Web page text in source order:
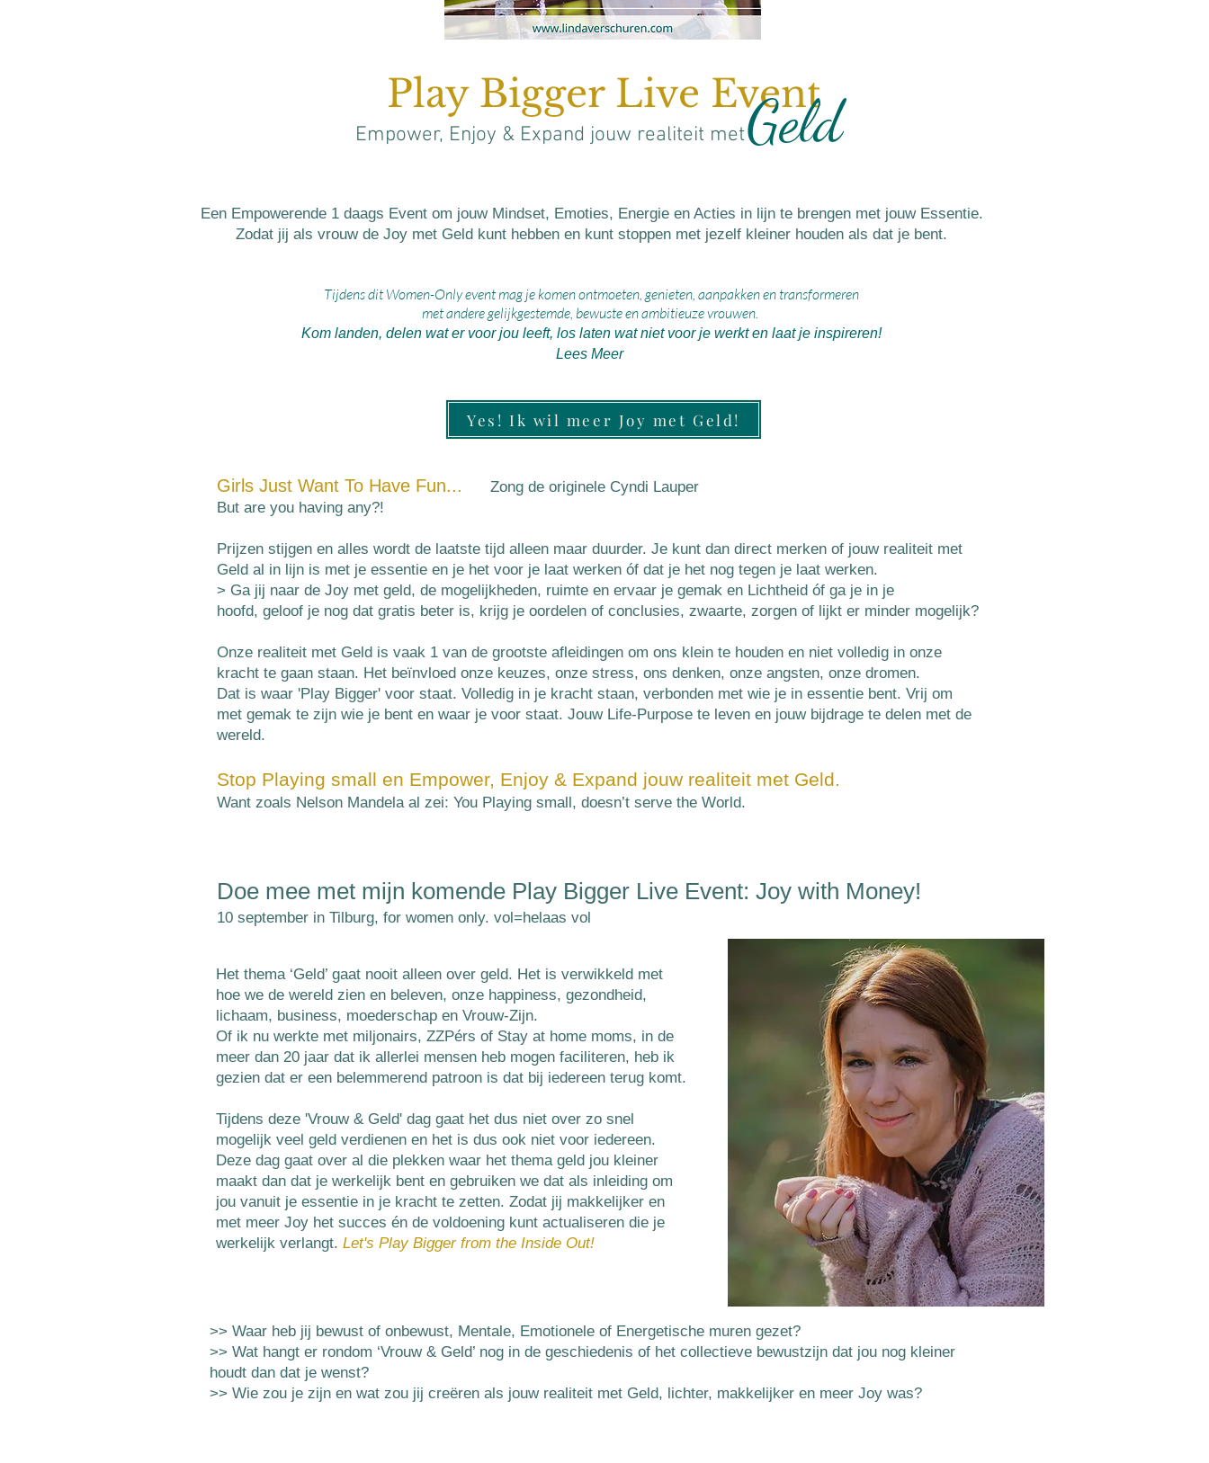
Play Bigger Live Event
Empower, Enjoy & Expand jouw realiteit metGeld
Een Empowerende 1 daags Event om jouw Mindset, Emoties, Energie en Acties in lijn te brengen met jouw Essentie.
Zodat jij als vrouw de Joy met Geld kunt hebben en kunt stoppen met jezelf kleiner houden als dat je bent.
Tijdens dit Women-Only event mag je komen ontmoeten, genieten, aanpakken en transformeren
met andere gelijkgestemde, bewuste en ambitieuze vrouwen.
Kom landen, delen wat er voor jou leeft, los laten wat niet voor je werkt en laat je inspireren!
Lees Meer
Yes! Ik wil meer Joy met Geld!
Girls Just Want To Have Fun... Zong de originele Cyndi Lauper
But are you having any?!
Prijzen stijgen en alles wordt de laatste tijd alleen maar duurder. Je kunt dan direct merken of jouw realiteit met
Geld al in lijn is met je essentie en je het voor je laat werken óf dat je het nog tegen je laat werken.
> Ga jij naar de Joy met geld, de mogelijkheden, ruimte en ervaar je gemak en Lichtheid óf ga je in je
hoofd, geloof je nog dat gratis beter is, krijg je oordelen of conclusies, zwaarte, zorgen of lijkt er minder mogelijk?
Onze realiteit met Geld is vaak 1 van de grootste afleidingen om ons klein te houden en niet volledig in onze
kracht te gaan staan. Het beïnvloed onze keuzes, onze stress, ons denken, onze angsten, onze dromen.
Dat is waar 'Play Bigger' voor staat. Volledig in je kracht staan, verbonden met wie je in essentie bent. Vrij om
met gemak te zijn wie je bent en waar je voor staat. Jouw Life-Purpose te leven en jouw bijdrage te delen met de
wereld.
Stop Playing small en Empower, Enjoy & Expand jouw realiteit met Geld.
Want zoals Nelson Mandela al zei: You Playing small, doesn’t serve the World.
Doe mee met mijn komende Play Bigger Live Event: Joy with Money!
10 september in Tilburg, for women only. vol=helaas vol
Het thema ‘Geld’ gaat nooit alleen over geld. Het is verwikkeld met
hoe we de wereld zien en beleven, onze happiness, gezondheid,
lichaam, business, moederschap en Vrouw-Zijn.
Of ik nu werkte met miljonairs, ZZPérs of Stay at home moms, in de
meer dan 20 jaar dat ik allerlei mensen heb mogen faciliteren, heb ik
gezien dat er een belemmerend patroon is dat bij iedereen terug komt.
Tijdens deze 'Vrouw & Geld' dag gaat het dus niet over zo snel
mogelijk veel geld verdienen en het is dus ook niet voor iedereen.
Deze dag gaat over al die plekken waar het thema geld jou kleiner
maakt dan dat je werkelijk bent en gebruiken we dat als inleiding om
jou vanuit je essentie in je kracht te zetten. Zodat jij makkelijker en
met meer Joy het succes én de voldoening kunt actualiseren die je
werkelijk verlangt. Let's Play Bigger from the Inside Out!
>> Waar heb jij bewust of onbewust, Mentale, Emotionele of Energetische muren gezet?
>> Wat hangt er rondom ‘Vrouw & Geld’ nog in de geschiedenis of het collectieve bewustzijn dat jou nog kleiner
houdt dan dat je wenst?
>> Wie zou je zijn en wat zou jij creëren als jouw realiteit met Geld, lichter, makkelijker en meer Joy was?